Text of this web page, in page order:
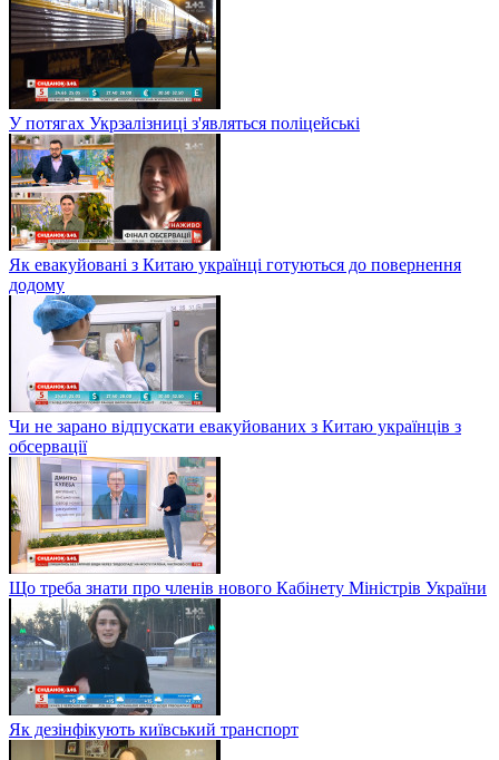
У потягах Укрзалізниці з'являться поліцейські
Як евакуйовані з Китаю українці готуються до повернення
додому
Чи не зарано відпускати евакуйованих з Китаю українців з
обсервації
Що треба знати про членів нового Кабінету Міністрів України
Як дезінфікують київський транспорт